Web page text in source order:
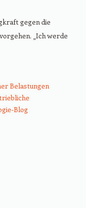
gegen die
„Ich werde
Belastungen
Blog